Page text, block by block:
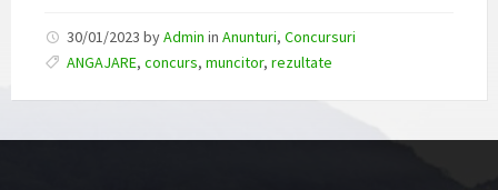
30/01/2023 byAdmin in Anunturi, Concursuri
ANGAJARE, concurs, muncitor, rezultate